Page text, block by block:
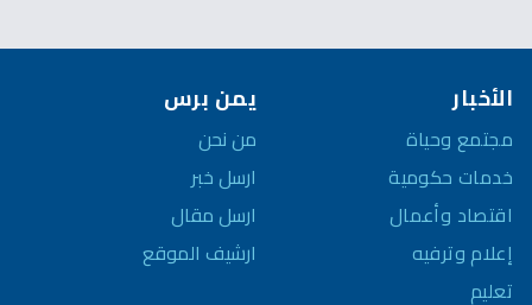
الأخبار
مجتمع وحياة
خدمات حكومية
اقتصاد وأعمال
إعلام وترفيه
تعليم
يمن برس
من نحن
ارسل خبر
ارسل مقال
ارشيف الموقع